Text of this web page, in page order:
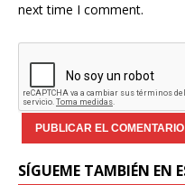
next time I comment.
SÍGUEME TAMBIÉN EN